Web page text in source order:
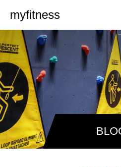
myfitness